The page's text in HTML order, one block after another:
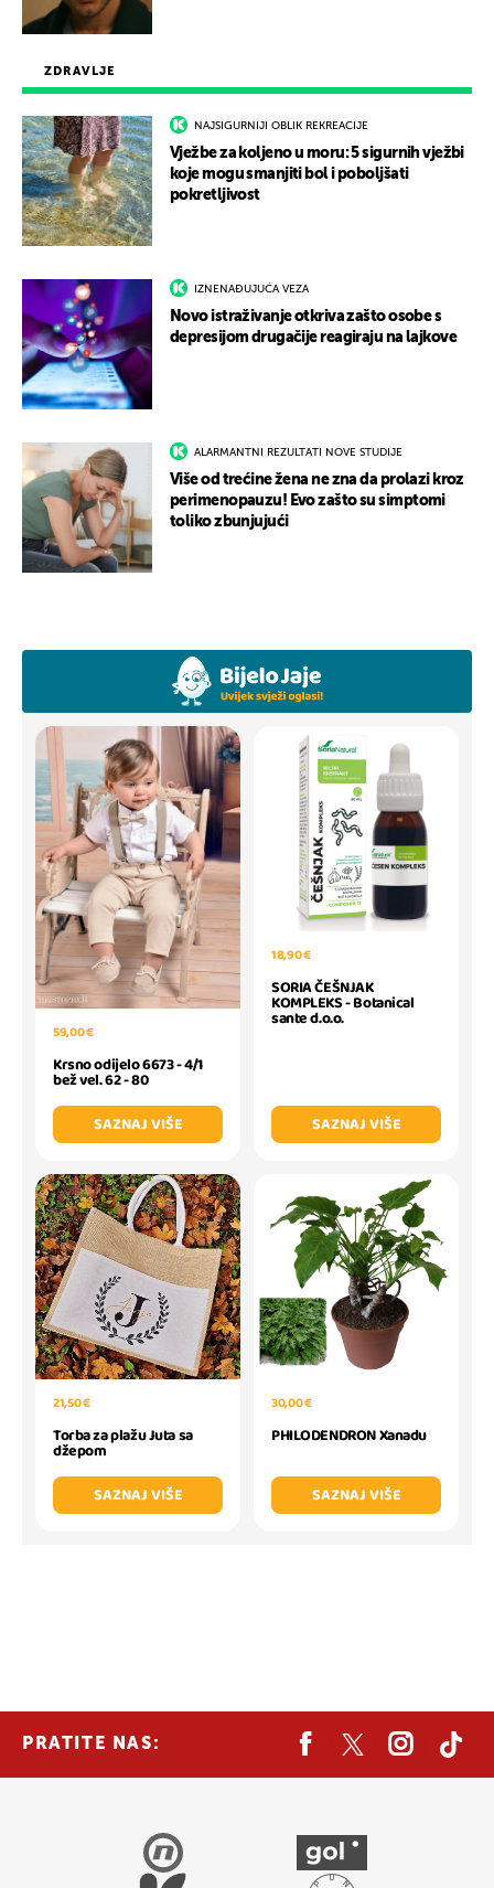
ZDRAVLJE
NAJSIGURNIJI OBLIK REKREACIJE
Vježbe za koljeno u moru: 5 sigurnih vježbi
koje mogu smanjiti bol i poboljšati
pokretljivost
IZNENAĐUJUĆA VEZA
Novo istraživanje otkriva zašto osobe s
depresijom drugačije reagiraju na lajkove
ALARMANTNI REZULTATI NOVE STUDIJE
Više od trećine žena ne zna da prolazi kroz
perimenopauzu! Evo zašto su simptomi
toliko zbunjujući
59,00 €
Krsno odijelo 6673 - 4/1
bež vel. 62 - 80
SAZNAJ VIŠE
18,90 €
SORIA ČEŠNJAK
KOMPLEKS - Botanical
sante d.o.o.
SAZNAJ VIŠE
21,50 €
Torba za plažu Juta sa
džepom
SAZNAJ VIŠE
30,00 €
PHILODENDRON Xanadu
SAZNAJ VIŠE
PRATITE NAS: